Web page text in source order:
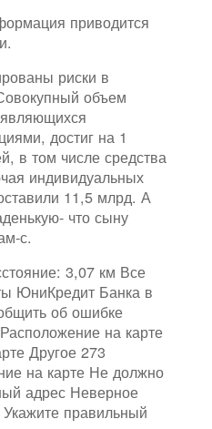
приводится
риски в
объем
достиг на 1
в том числе средства
индивидуальных
11,5 млрд. А
что сыну
с.
3,07 км Все
ЮниКредит Банка в
об ошибке
на карте
Другое 273
на карте Не должно
адрес Неверное
правильный